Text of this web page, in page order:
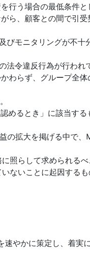
う場合の最低条件と
ら、顧客との間で引受
モニタリングが不十
法令違反行為が行わ
わらず、グループ全
るとき」に該当する
の拡大を掲げる中で
照らして求められる
ないことに起因する
やかに策定し、着実に